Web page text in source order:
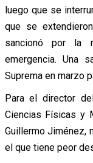
luego que se
que se
sancionó por la
emergencia. Una
Suprema en marzo
Para el director
Ciencias Físicas y
Guillermo Jiménez,
el que tiene peor